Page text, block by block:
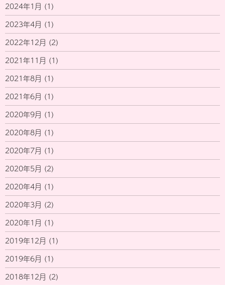
2024年1月 (1)
2023年4月 (1)
2022年12月 (2)
2021年11月 (1)
2021年8月 (1)
2021年6月 (1)
2020年9月 (1)
2020年8月 (1)
2020年7月 (1)
2020年5月 (2)
2020年4月 (1)
2020年3月 (2)
2020年1月 (1)
2019年12月 (1)
2019年6月 (1)
2018年12月 (2)